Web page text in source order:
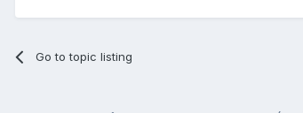
Go to topic listing